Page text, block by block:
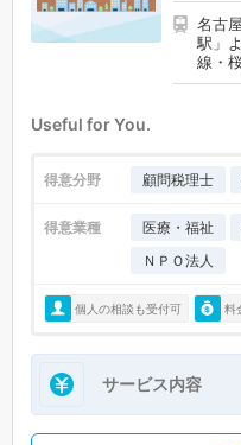
名古
駅」
線・
Useful for You.
得意分野 顧問税理士
得意業種 医療・福祉
ＮＰＯ法人
個人の相談も受付可 料
サービス内容